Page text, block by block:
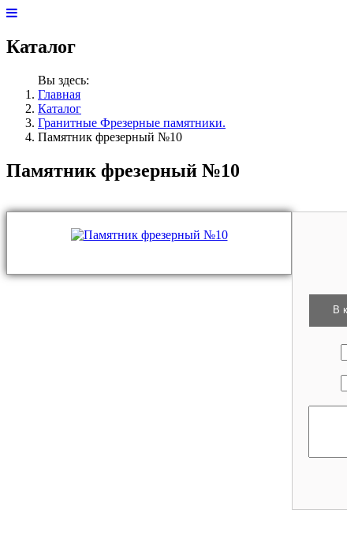
Каталог
Вы здесь:
Главная
Каталог
Гранитные Фрезерные памятники.
Памятник фрезерный №10
Памятник фрезерный №10